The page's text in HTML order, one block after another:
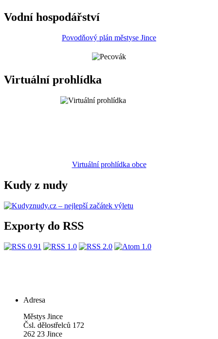
Vodní hospodářství
Povodňový plán městyse Jince
Virtuální prohlídka
Virtuální prohlídka obce
Kudy z nudy
Exporty do RSS
Adresa
Městys Jince
Čsl. dělostřelců 172
262 23 Jince